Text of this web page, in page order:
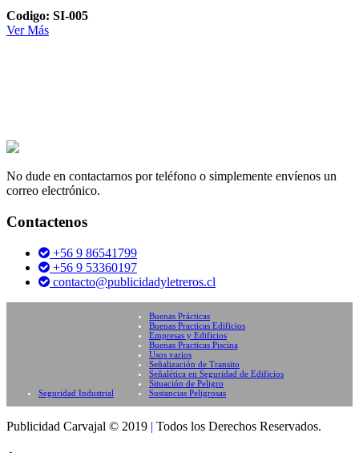
Codigo: SI-005
Ver Más
No dude en contactarnos por teléfono o simplemente envíenos un
correo electrónico.
Contactenos
+56 9 86541799
+56 9 53360197
contacto@publicidadyletreros.cl
Seguridad Industrial
Buenas Prácticas
Buenas Practicas Edificios
Empresas y Edificios
Buenas Practicas Piscina
Usos varios
Señalización de Transito
Señalética en Seguridad de Edificios
Situación de Peligro
Sustancias Peligrosas
Publicidad Carvajal © 2019 | Todos los Derechos Reservados.